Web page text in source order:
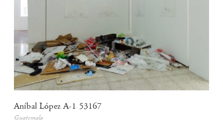
Aníbal López A-1 53167
Guatemala